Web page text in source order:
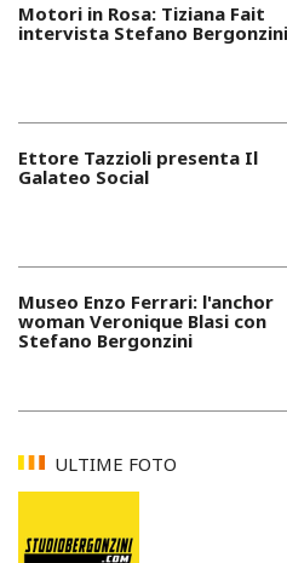
Motori in Rosa: Tiziana Fait
intervista Stefano Bergonzini
Ettore Tazzioli presenta Il
Galateo Social
Museo Enzo Ferrari: l'anchor
woman Veronique Blasi con
Stefano Bergonzini
ULTIME FOTO